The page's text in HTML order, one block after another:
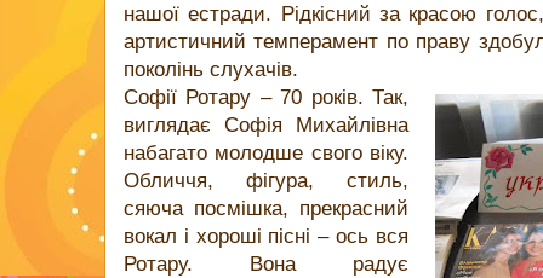
нашої естради. Рідкісний за красою
артистичний темперамент по праву
поколінь слухачів.
Софії Ротару – 70 років. Так,
виглядає Софія Михайлівна
набагато молодше свого віку.
Обличчя, фігура, стиль,
сяюча посмішка, прекрасний
вокал і хороші пісні – ось вся
Ротару. Вона радує